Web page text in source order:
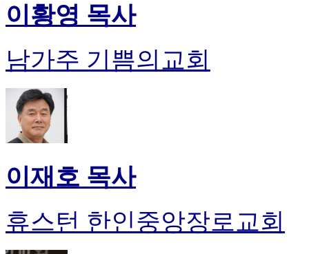
이황영 목사
남가주 기쁨의교회
이재호 목사
휴스턴 한인중앙장로교회